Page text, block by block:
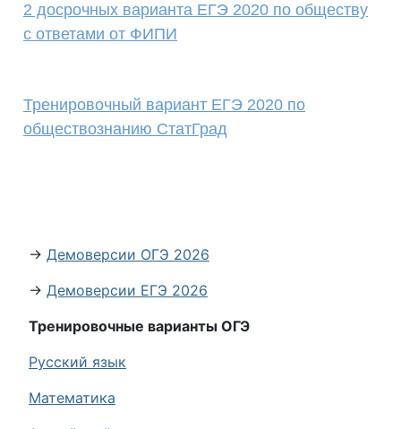
2 досрочных варианта ЕГЭ 2020 по обществу
с ответами от ФИПИ
Тренировочный вариант ЕГЭ 2020 по
обществознанию СтатГрад
→ Демоверсии ОГЭ 2026
→ Демоверсии ЕГЭ 2026
Тренировочные варианты ОГЭ
Русский язык
Математика